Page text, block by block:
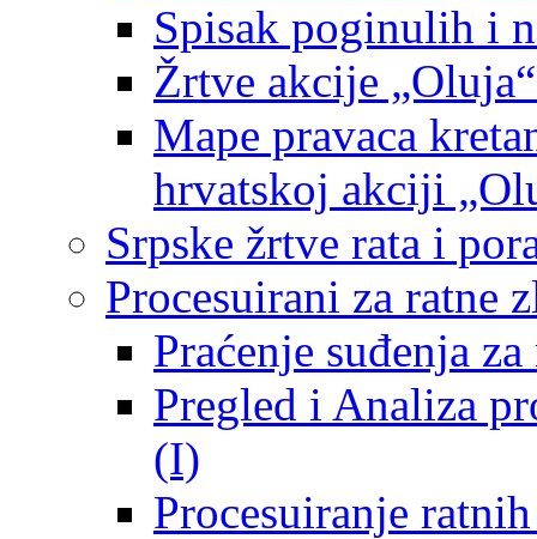
Spisak poginulih i
Žrtve akcije
Mape pravaca
hrvatskoj akciji
Srpske žrtve rata i
Procesuirani za ratne
Praćenje suđenja
Pregled i Analiza
(I)
Procesuiranje